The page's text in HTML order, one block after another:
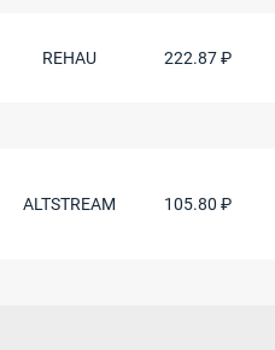
REHAU 222.87 ₽
ALTSTREAM 105.80 ₽